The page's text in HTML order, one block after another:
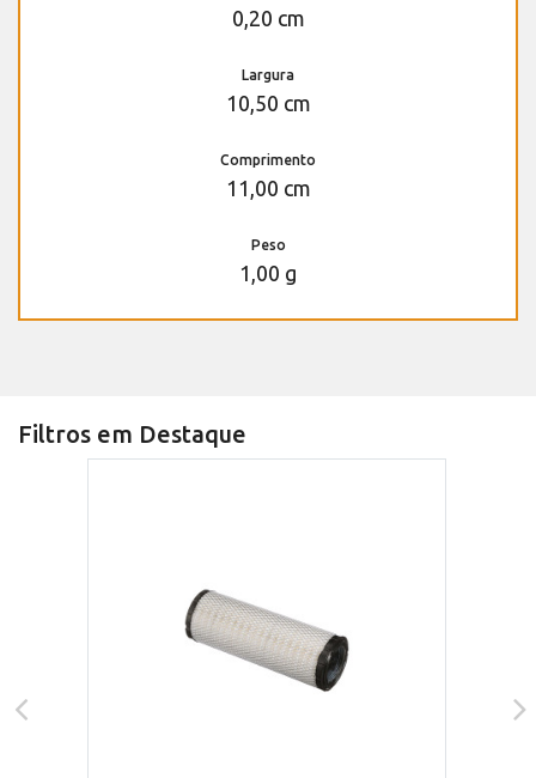
0,20 cm
Largura
10,50 cm
Comprimento
11,00 cm
Peso
1,00 g
Filtros em Destaque